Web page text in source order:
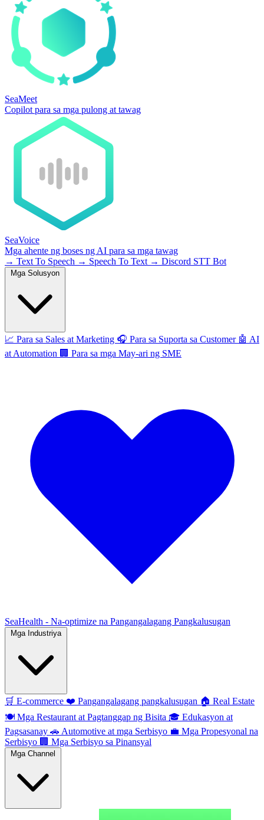
SeaMeet
Copilot para sa mga pulong at tawag
SeaVoice
Mga ahente ng boses ng AI para sa mga tawag
→ Text To Speech → Speech To Text → Discord STT Bot
📈 Para sa Sales at Marketing 🎧 Para sa Suporta sa Customer 🤖 AI
at Automation 🏢 Para sa mga May-ari ng SME
SeaHealth - Na-optimize na Pangangalagang Pangkalusugan
Mga Industriya
🛒 E-commerce ❤️ Pangangalagang pangkalusugan 🏠 Real Estate
🍽️ Mga Restaurant at Pagtanggap ng Bisita 🎓 Edukasyon at
Pagsasanay 🚗 Automotive at mga Serbisyo 💼 Mga Propesyonal na
Serbisyo 🏢 Mga Serbisyo sa Pinansyal